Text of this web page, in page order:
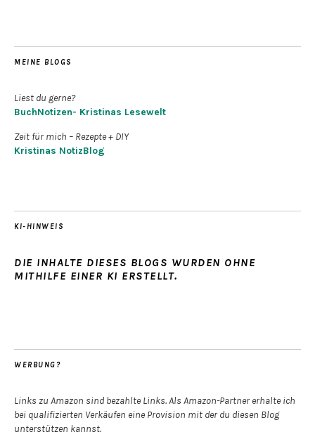
MEINE BLOGS
Liest du gerne?
BuchNotizen- Kristinas Lesewelt
Zeit für mich – Rezepte + DIY
Kristinas NotizBlog
KI-HINWEIS
DIE INHALTE DIESES BLOGS WURDEN OHNE
MITHILFE EINER KI ERSTELLT.
WERBUNG?
Links zu Amazon sind bezahlte Links. Als Amazon-Partner erhalte ich
bei qualifizierten Verkäufen eine Provision mit der du diesen Blog
unterstützen kannst.